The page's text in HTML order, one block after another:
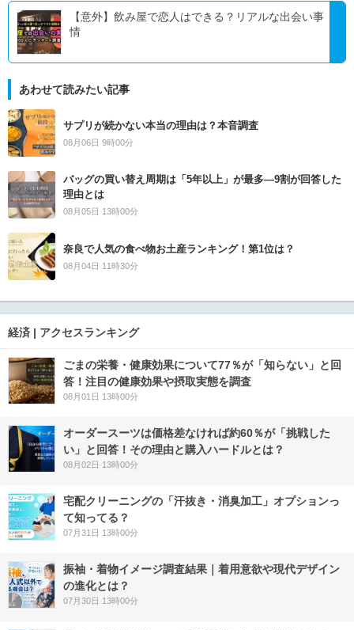
【意外】飲み屋で恋人はできる？リアルな出会い事
情
あわせて読みたい記事
サプリが続かない本当の理由は？本音調査
08月06日 9時00分
バッグの買い替え周期は「5年以上」が最多―9割が回答した
理由とは
08月05日 13時00分
奈良で人気の食べ物お土産ランキング！第1位は？
08月04日 11時30分
経済 | アクセスランキング
ごまの栄養・健康効果について77％が「知らない」と回
答！注目の健康効果や摂取実態を調査
08月01日 13時00分
オーダースーツは価格差なければ約60％が「挑戦した
い」と回答！その理由と購入ハードルとは？
08月02日 13時00分
宅配クリーニングの「汗抜き・消臭加工」オプションっ
て知ってる？
07月31日 13時00分
振袖・着物イメージ調査結果｜着用意欲や現代デザイン
の進化とは？
07月30日 13時00分